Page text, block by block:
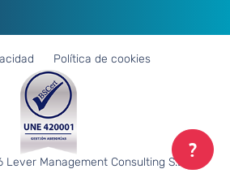
Management Consulting S.L.
Política de cookies
?